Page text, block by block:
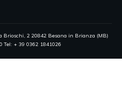
Brioschi, 2 20842 Besana in Brianza (MB)
Tel: + 39 0362 1841026